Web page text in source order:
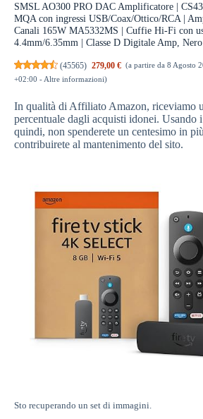
SMSL AO300 PRO DAC Amplificatore |
MQA con ingressi USB/Coax/Ottico/RCA |
Canali 165W MA5332MS | Cuffie Hi-Fi con
4.4mm/6.35mm | Classe D Digitale Amp, Nero
(45565) 279,00 € (a partire da 8 Agosto
+02:00 - Altre informazioni)
In qualità di Affiliato Amazon, riceviamo
percentuale dagli acquisti idonei. Usando
quindi, non spenderete un centesimo in
contribuirete al mantenimento del sito.
Sto recuperando un set di immagini.